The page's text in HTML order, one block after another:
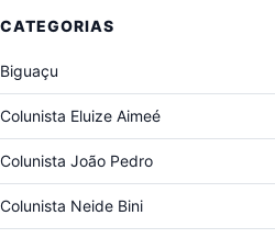
CATEGORIAS
Biguaçu
Colunista Eluize Aimeé
Colunista João Pedro
Colunista Neide Bini